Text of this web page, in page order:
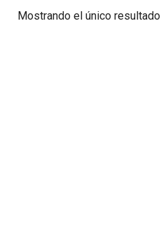
Mostrando el único resultado